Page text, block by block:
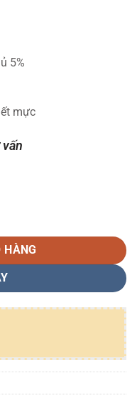
₫.
5%
mực
HÀNG